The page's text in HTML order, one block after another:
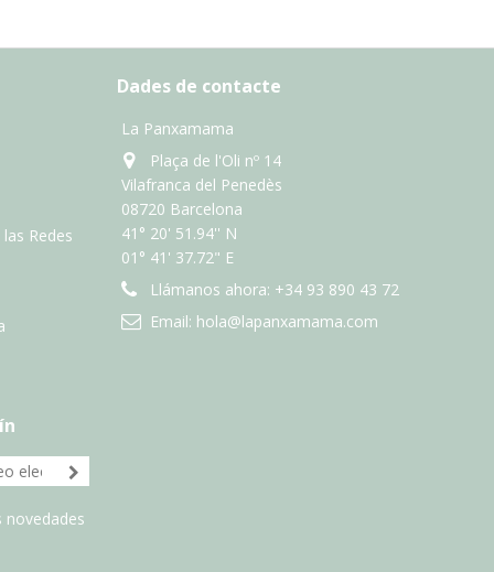
Redes
Dades de contacte
La Panxamama
Plaça de l'Oli nº 14
Vilafranca del Penedès
08720 Barcelona
41° 20' 51.94'' N
01° 41' 37.72" E
Llámanos ahora: +34 93 890 43 72
Email: hola@lapanxamama.com
novedades